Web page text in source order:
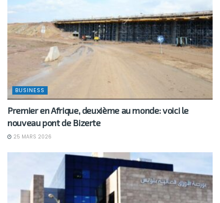
BUSINESS
Premier en Afrique, deuxième au monde: voici le
nouveau pont de Bizerte
25 MARS 2026